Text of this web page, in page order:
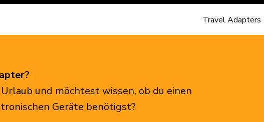
Travel Adapters
und möchtest wissen, ob du einen
Geräte benötigst?